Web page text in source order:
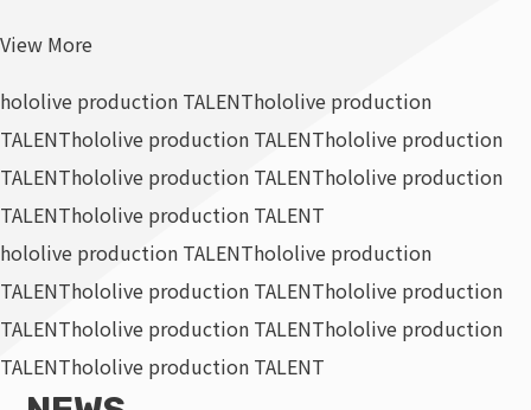
View More
hololive production TALENThololive production
TALENThololive production TALENThololive production
TALENThololive production TALENThololive production
TALENThololive production TALENT
hololive production TALENThololive production
TALENThololive production TALENThololive production
TALENThololive production TALENThololive production
TALENThololive production TALENT